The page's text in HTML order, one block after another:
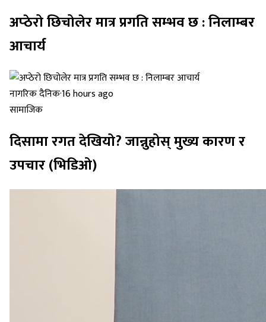
अप्ठेरो छिचोलेर मात्र प्रगति सम्भव छ : निलाम्बर
आचार्य
नागरिक दैनिक·16 hours ago
सामाजिक
दिसामा रगत देखियो? जान्नुहोस् मुख्य कारण र
उपचार (भिडिओ)